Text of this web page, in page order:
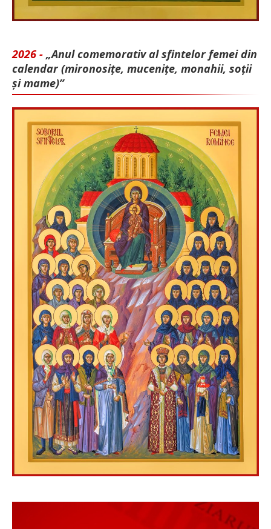
2026 - „Anul comemorativ al sfintelor femei din
calendar (mironosițe, mu­cenițe, monahii, soții
și mame)”